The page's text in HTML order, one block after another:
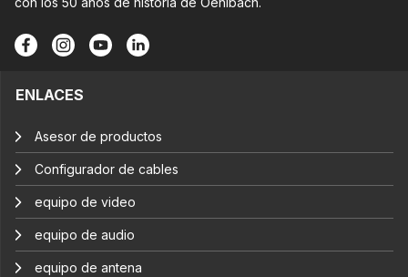
ENLACES
Asesor de productos
Configurador de cables
equipo de video
equipo de audio
equipo de antena